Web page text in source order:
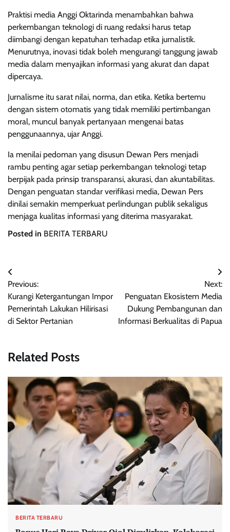
Praktisi media Anggi Oktarinda menambahkan bahwa
perkembangan teknologi di ruang redaksi harus tetap
diimbangi dengan kepatuhan terhadap etika jurnalistik.
Menurutnya, inovasi tidak boleh mengurangi tanggung jawab
media dalam menyajikan informasi yang akurat dan dapat
dipercaya.
Jurnalisme itu sarat nilai, norma, dan etika. Ketika bertemu
dengan sistem otomatis yang tidak memiliki pertimbangan
moral, muncul banyak pertanyaan mengenai batas
penggunaannya, ujar Anggi.
Ia menilai pedoman yang disusun Dewan Pers menjadi
rambu penting agar setiap perkembangan teknologi tetap
berpijak pada prinsip transparansi, akurasi, dan akuntabilitas.
Dengan penguatan standar verifikasi media, Dewan Pers
dinilai semakin memperkuat perlindungan publik sekaligus
menjaga kualitas informasi yang diterima masyarakat.
Posted in BERITA TERBARU
Post
navigation
Previous:
Kurangi Ketergantungan Impor
Pemerintah Lakukan Hilirisasi
di Sektor Pertanian
Next:
Penguatan Ekosistem Media
Dukung Pembangunan dan
Informasi Berkualitas di Papua
Related Posts
BERITA TERBARU